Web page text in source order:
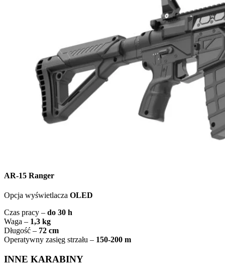
AR-15 Ranger
Opcja wyświetlacza OLED
Czas pracy – do 30 h
Waga – 1,3 kg
Długość – 72 cm
Operatywny zasięg strzału – 150-200 m
INNE KARABINY